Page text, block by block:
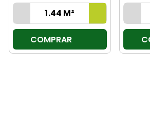
COMPRAR